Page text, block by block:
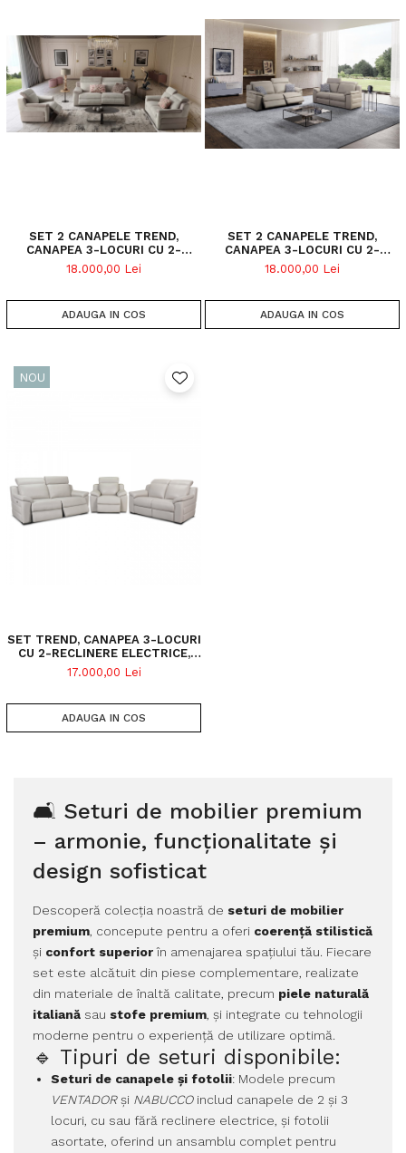
SET 2 CANAPELE TREND,
CANAPEA 3-LOCURI CU 2-
RECLINERE ELECTRICE SI
CANAPEA 2-LOCURI FIXA, STOFA
18.000,00 Lei
ADAUGA IN COS
SET 2 CANAPELE TREND,
CANAPEA 3-LOCURI CU 2-
RECLINERE ELECTRICE SI
CANAPEA 2-LOCURI FIXA, PIELE
18.000,00 Lei
ADAUGA IN COS
NOU
SET TREND, CANAPEA 3-LOCURI
CU 2-RECLINERE ELECTRICE,
CANAPEA 2-LOCURI FARA
RECLINERE SI FOTOLIU CU
BICOLORA
17.000,00 Lei
ADAUGA IN COS
🛋️ Seturi de mobilier premium
– armonie, funcționalitate și
design sofisticat
Descoperă colecția noastră de seturi de mobilier
premium, concepute pentru a oferi coerență stilistică
și confort superiorîn amenajarea spațiului tău. Fiecare
set este alcătuit din piese complementare, realizate
din materiale de înaltă calitate, precum piele naturală
italianăsau stofe premium, și integrate cu tehnologii
moderne pentru o experiență de utilizare optimă.
🔹 Tipuri de seturi disponibile:
Seturi de canapele și fotolii: Modele precum
VENTADORși NABUCCOinclud canapele de 2 și 3
locuri, cu sau fără reclinere electrice, și fotolii
asortate, oferind un ansamblu complet pentru